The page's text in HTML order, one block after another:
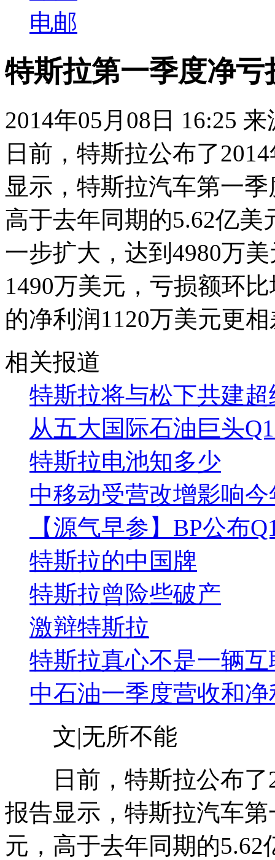
电邮
特斯拉第一季度净亏
2014年05月08日 16:25
日前，特斯拉公布了
显示，特斯拉汽车第一
高于去年同期的5.62亿
一步扩大，达到4980万
1490万美元，亏损额环
的净利润1120万美元更
相关报道
特斯拉将与松下共建
从五大国际石油巨头
特斯拉电池知多少
中移动受营改增影响
【源气早参】BP公布
特斯拉的中国牌
特斯拉曾险些破产
激辩特斯拉
特斯拉真心不是一辆
中石油一季度营收和
文|无所不能
日前，特斯拉公布了
报告显示，特斯拉汽车
元，高于去年同期的